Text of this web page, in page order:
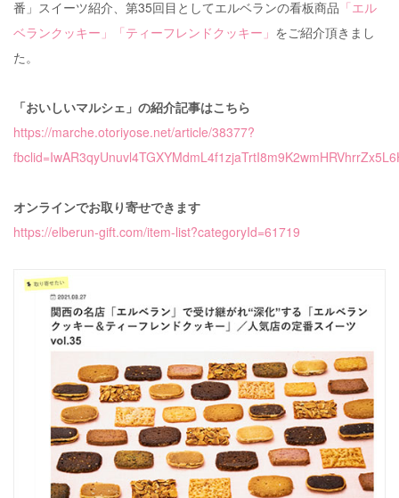
番」スイーツ紹介、第35回目としてエルベランの看板商品 「エル
ベランクッキー」「ティーフレンドクッキー」 をご紹介頂きまし
た。
「おいしいマルシェ」の紹介記事はこちら
https://marche.otoriyose.net/article/38377?
オンラインでお取り寄せできます
https://elberun-gift.com/item-list?categoryId=61719